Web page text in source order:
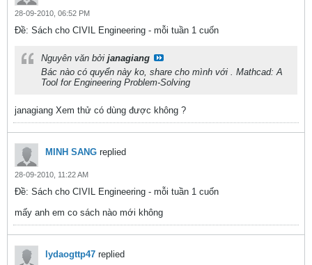
28-09-2010, 06:52 PM
Ðề: Sách cho CIVIL Engineering - mỗi tuần 1 cuốn
Nguyên văn bởi janagiang
Bác nào có quyển này ko, share cho mình với . Mathcad: A
Tool for Engineering Problem-Solving
janagiang Xem thử có dùng được không ?
MINH SANG replied
28-09-2010, 11:22 AM
Ðề: Sách cho CIVIL Engineering - mỗi tuần 1 cuốn
mấy anh em co sách nào mới không
lydaogttp47 replied